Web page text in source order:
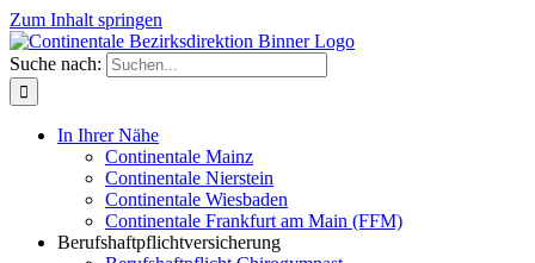
Zum Inhalt springen
Suche nach:
In Ihrer Nähe
Continentale Mainz
Continentale Nierstein
Continentale Wiesbaden
Continentale Frankfurt am Main (FFM)
Berufshaftpflichtversicherung